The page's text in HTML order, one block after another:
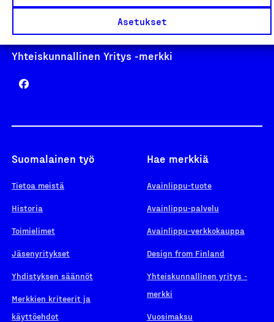
Asetukset
Yhteiskunnallinen Yritys -merkki
Suomalainen työ
Tietoa meistä
Historia
Toimielimet
Jäsenyritykset
Yhdistyksen säännöt
Merkkien kriteerit ja
käyttöehdot
Hae merkkiä
Avainlippu-tuote
Avainlippu-palvelu
Avainlippu-verkkokauppa
Design from Finland
Yhteiskunnallinen yritys -
merkki
Vuosimaksu